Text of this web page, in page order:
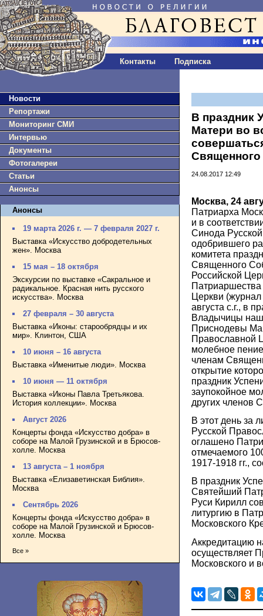
Контакты Подписка
Новости
Репортажи
Мониторинг СМИ
Интервью
Документы
Фотогалереи
Статьи
Анонсы
Анонсы
19 марта 2026 г. — 7 февраля 2027 г.
Выставка «Искусство добродетельных
жен». Москва
15 мая – 18 октября
Экскурсии по выставке «Сакральное и
радикальное. Красная нить русского
искусства». Москва
27 февраля – 30 августа
Выставка «Иконы: старообрядцы и их
мир». Клинтон, США
10 июня – 16 августа
Выставка «Именитые люди». Москва
10 июня — 11 октября
Выставка «Иконы Павла Третьякова.
История коллекции». Москва
Август 2026
Концерты фонда «Искусство добра» в
соборе на Малой Грузинской и в Брюсов-
холле. Москва
13 августа – 1 ноября
Выставка «Елизаветинская Библия».
Москва
Сентябрь 2026
Концерты фонда «Искусство добра» в
соборе на Малой Грузинской и Брюсов-
холле. Москва
Все »
В праздник
Матери во
Священного
24.08.2017 12:49
Москва, 24
Патриарха
и в
Синода
одобрившего
комитета
Священного
Российской
Церкви
августа с.г., в
Владычицы
Приснодевы
Православной
молебное
членам
открытие
праздник
заупокойное
других членов
В этот день за
Русской
оглашено
отмечаемого
1917-1918 гг.,
В праздник
Святейший
Руси Кирилл
литургию в
Московского
Аккредитацию
осуществляет
Московского и